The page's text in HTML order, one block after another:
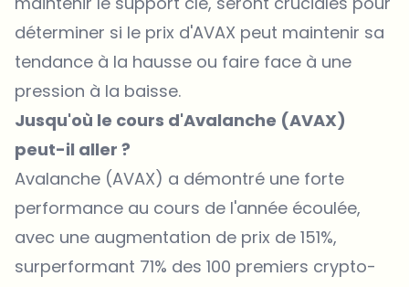
déterminer si le prix d'AVAX peut maintenir sa
tendance à la hausse ou faire face à une
pression à la baisse.
Jusqu'où le cours d'Avalanche (AVAX)
peut-il aller ?
Avalanche (AVAX) a démontré une forte
performance au cours de l'année écoulée,
avec une augmentation de prix de 151%,
surperformant 71% des 100 premiers crypto-